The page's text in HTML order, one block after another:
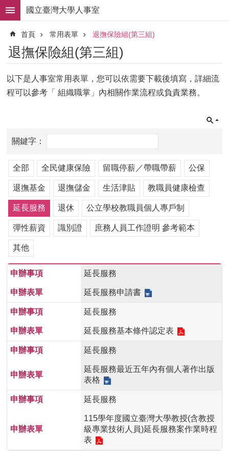
跳到主要內容區塊
進
階
搜
尋
求
職
徵
織
職
人
事
法
規
常
用
表
類
專
區
查
詢
事
關
網
大
國立臺灣大學人事室
首頁 常用表單 退撫保險組(第三組)
退撫保險組(第三組)
以下是人事室常用表單，您可以依需要下載後填寫，詳細流
程可以參考「 組織職掌」內相關作業流程或負責業務。
全部 全民健康保險 留職停薪／帶職帶薪 公保
退撫基金 退撫儲金 生活津貼 教職員健康檢查
延長服務 退休 公立學校教職員個人專戶制
彈性薪資 識別證 庶務人員工作證明 參考範本
其他
延長服務
延長服務申請書
延長服務
延長服務基本條件認定表
延長服務
延長服務最近五年內有個人著作出版
表格
延長服務
115學年度國立臺灣大學教授(含教授
級專業技術人員)延長服務案作業時程
表